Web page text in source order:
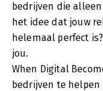
bedrijven die
het idee dat jouw
helemaal perfect
jou.
When Digital
bedrijven te helpen